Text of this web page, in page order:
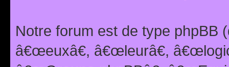
Notre forum est de type phpBB
â€œeuxâ€, â€œleurâ€,